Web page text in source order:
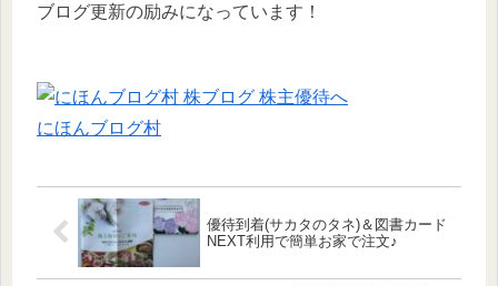
ブログ更新の励みになっています！
にほんブログ村
優待到着(サカタのタネ)＆図書カード
NEXT利用で簡単お家で注文♪